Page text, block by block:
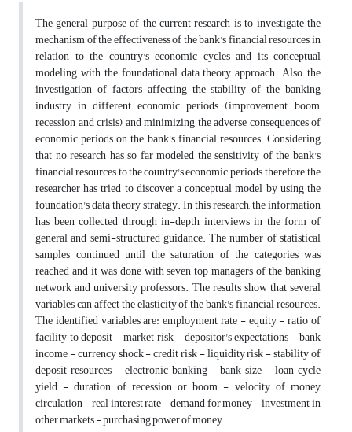
The general purpose of the current research is to investigate the
mechanism of the effectiveness of the bank's financial resources in
relation to the country's economic cycles and its conceptual
modeling with the foundational data theory approach. Also, the
investigation of factors affecting the stability of the banking
industry in different economic periods (improvement, boom,
recession and crisis) and minimizing the adverse consequences of
economic periods on the bank's financial resources. Considering
that no research has so far modeled the sensitivity of the bank's
financial resources to the country's economic periods, therefore, the
researcher has tried to discover a conceptual model by using the
foundation's data theory strategy. In this research, the information
has been collected through in-depth interviews in the form of
general and semi-structured guidance. The number of statistical
samples continued until the saturation of the categories was
reached and it was done with seven top managers of the banking
network and university professors. The results show that several
variables can affect the elasticity of the bank's financial resources.
The identified variables are: employment rate - equity - ratio of
facility to deposit - market risk - depositor's expectations - bank
income - currency shock - credit risk - liquidity risk - stability of
deposit resources - electronic banking - bank size - loan cycle
yield - duration of recession or boom - velocity of money
circulation - real interest rate - demand for money - investment in
other markets - purchasing power of money.